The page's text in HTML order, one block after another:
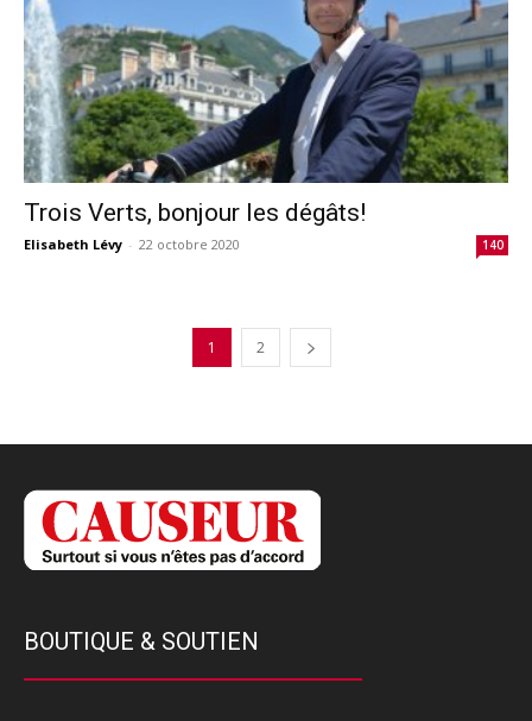
Trois Verts, bonjour les dégâts!
Elisabeth Lévy - 22 octobre 2020 140
1 2
BOUTIQUE & SOUTIEN